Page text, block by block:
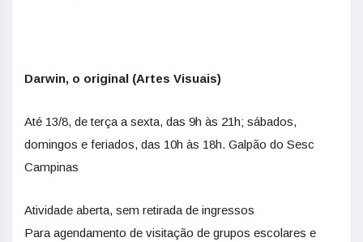
Darwin, o original (Artes Visuais)
Até 13/8, de terça a sexta, das 9h às 21h; sábados,
domingos e feriados, das 10h às 18h. Galpão do Sesc
Campinas
Atividade aberta, sem retirada de ingressos
Para agendamento de visitação de grupos escolares e